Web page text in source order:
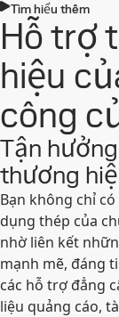
Tìm hiểu thêm
Hỗ trợ
hiệu
công
Tận
thương
Bạn không chỉ
dụng thép của
nhờ liên kết
mạnh mẽ, đáng
các hỗ trợ đẳng
liệu quảng cáo,